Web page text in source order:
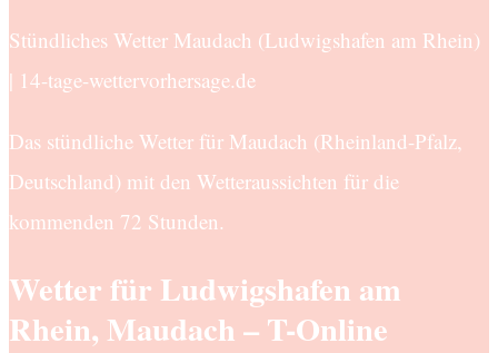
Stündliches Wetter Maudach (Ludwigshafen am Rhein)
| 14-tage-wettervorhersage.de
Das stündliche Wetter für Maudach (Rheinland-Pfalz,
Deutschland) mit den Wetteraussichten für die
kommenden 72 Stunden.
Wetter für Ludwigshafen am
Rhein, Maudach – T-Online